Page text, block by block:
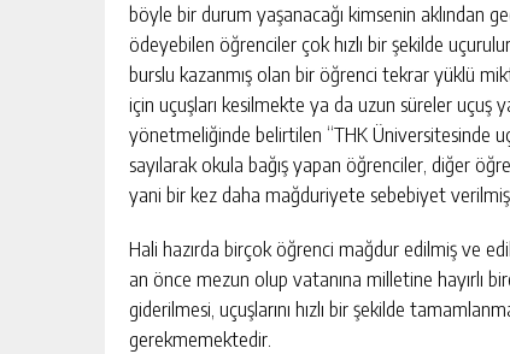
böyle bir durum yaşanacağı kimsenin aklından
ödeyebilen öğrenciler çok hızlı bir şekilde
burslu kazanmış olan bir öğrenci tekrar yüklü
için uçuşları kesilmekte ya da uzun süreler
yönetmeliğinde belirtilen “THK Üniversitesinde
sayılarak okula bağış yapan öğrenciler, diğer
yani bir kez daha mağduriyete sebebiyet
Hali hazırda birçok öğrenci mağdur edilmiş ve
an önce mezun olup vatanına milletine hayırlı
giderilmesi, uçuşlarını hızlı bir şekilde
gerekmemektedir.